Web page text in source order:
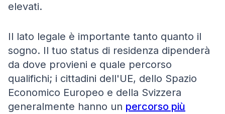
elevati.
Il lato legale è importante tanto quanto il
sogno. Il tuo status di residenza dipenderà
da dove provieni e quale percorso
qualifichi; i cittadini dell'UE, dello Spazio
Economico Europeo e della Svizzera
generalmente hanno un percorso più